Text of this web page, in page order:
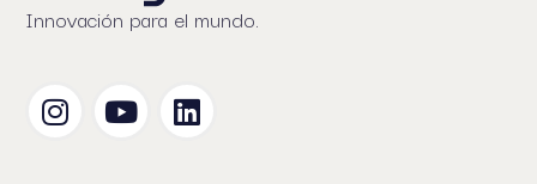
Innovación para el mundo.